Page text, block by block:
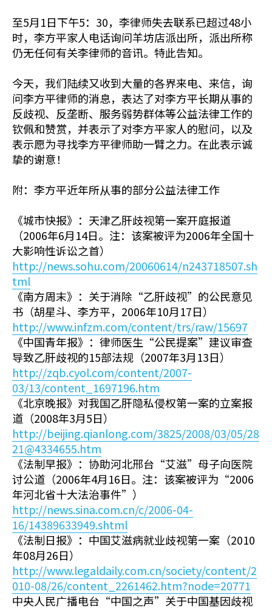
至5月1日下午5：30，李律师失去联系已超过48小
时，李方平家人电话询问羊坊店派出所，派出所称
仍无任何有关李律师的音讯。特此告知。
今天，我们陆续又收到大量的各界来电、来信，询
问李方平律师的消息，表达了对李方平长期从事的
反歧视、反垄断、服务弱势群体等公益法律工作的
钦佩和赞赏，并表示了对李方平家人的慰问，以及
表示愿为寻找李方平律师助一臂之力。在此表示诚
挚的谢意！
附：李方平近年所从事的部分公益法律工作
《城市快报》：天津乙肝歧视第一案开庭报道
（2006年6月14日。注：该案被评为2006年全国十
大影响性诉讼之首）
http://news.sohu.com/20060614/n243718507.sh
tml
《南方周末》：关于消除“乙肝歧视”的公民意见
书（胡星斗、李方平，2006年10月17日）
http://www.infzm.com/content/trs/raw/15697
《中国青年报》：律师医生“公民提案”建议审查
导致乙肝歧视的15部法规（2007年3月13日）
http://zqb.cyol.com/content/2007-
03/13/content_1697196.htm
《北京晚报》对我国乙肝隐私侵权第一案的立案报
道（2008年3月5日）
http://beijing.qianlong.com/3825/2008/03/05/28
21@4334655.htm
《法制早报》：协助河北邢台“艾滋”母子向医院
讨公道（2006年4月16日。注：该案被评为“2006
年河北省十大法治事件”）
http://news.sina.com.cn/c/2006-04-
16/14389633949.shtml
《法制日报》：中国艾滋病就业歧视第一案（2010
年08月26日）
http://www.legaldaily.com.cn/society/content/2
010-08/26/content_2261462.htm?node=20771
中央人民广播电台“中国之声”关于中国基因歧视